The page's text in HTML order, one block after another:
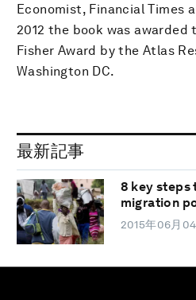
Economist, Financial Times
2012 the book was awarded
Fisher Award by the Atlas
Washington DC.
最新記事
8 key steps
migration
2015年06月